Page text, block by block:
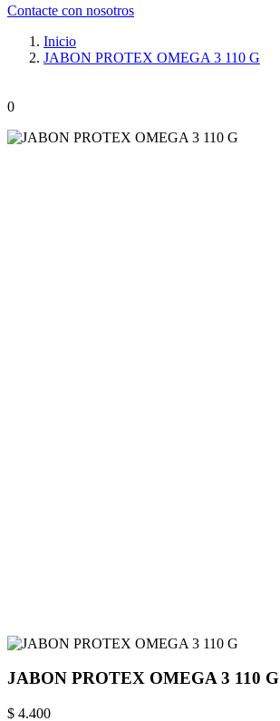
Contacte con nosotros
Inicio
JABON PROTEX OMEGA 3 110 G
0
JABON PROTEX OMEGA 3 110 G
$ 4.400